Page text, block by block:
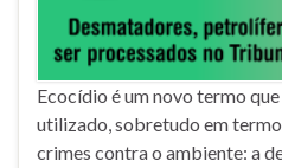
Ecocídio é um novo termo
utilizado, sobretudo em
crimes contra o ambiente: a